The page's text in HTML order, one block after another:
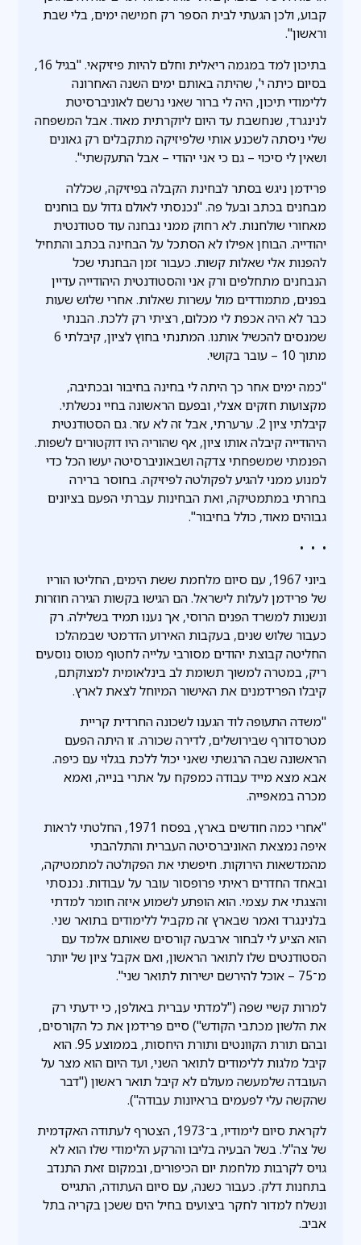
קבוע, ולכן הגעתי לבית הספר רק חמישה ימים, בלי שבת
וראשון".
בתיכון למד במגמה ריאלית וחלם להיות פיזיקאי. "בגיל 16,
בסיום כיתה י', שהיתה באותם ימים השנה האחרונה
ללימודי תיכון, היה לי ברור שאני נרשם לאוניברסיטת
לנינגרד, שנחשבת עד היום ליוקרתית מאוד. אבל המשפחה
שלי ניסתה לשכנע אותי שלפיזיקה מתקבלים רק גאונים
ושאין לי סיכוי – גם כי אני יהודי – אבל התעקשתי".
פרידמן ניגש בסתר לבחינת הקבלה בפיזיקה, שכללה
מבחנים בכתב ובעל פה. "נכנסתי לאולם גדול עם בוחנים
מאחורי שולחנות. לא רחוק ממני נבחנה עוד סטודנטית
יהודייה. הבוחן אפילו לא הסתכל על הבחינה בכתב והתחיל
להפנות אלי שאלות קשות. כעבור זמן הבחנתי שכל
הנבחנים מתחלפים ורק אני והסטודנטית היהודייה עדיין
בפנים, מתמודדים מול עשרות שאלות. אחרי שלוש שעות
כבר לא היה אכפת לי מכלום, רציתי רק ללכת. הבנתי
שמנסים להכשיל אותנו. המתנתי בחוץ לציון, קיבלתי 6
מתוך 10 – עובר בקושי.
"כמה ימים אחר כך היתה לי בחינה בחיבור ובכתיבה,
מקצועות חזקים אצלי, ובפעם הראשונה בחיי נכשלתי.
קיבלתי ציון 2. ערערתי, אבל זה לא עזר. גם הסטודנטית
היהודייה קיבלה אותו ציון, אף שהוריה היו דוקטורים לשפות.
הפנמתי שמשפחתי צדקה ושבאוניברסיטה יעשו הכל כדי
למנוע ממני להגיע לפקולטה לפיזיקה. בחוסר ברירה
בחרתי במתמטיקה, ואת הבחינות עברתי הפעם בציונים
גבוהים מאוד, כולל בחיבור".
• • •
ביוני 1967, עם סיום מלחמת ששת הימים, החליטו הוריו
של פרידמן לעלות לישראל. הם הגישו בקשות הגירה חוזרות
ונשנות למשרד הפנים הרוסי, אך נענו תמיד בשלילה. רק
כעבור שלוש שנים, בעקבות האירוע הדרמטי שבמהלכו
החליטה קבוצת יהודים מסורבי עלייה לחטוף מטוס נוסעים
ריק, במטרה למשוך תשומת לב בינלאומית למצוקתם,
קיבלו הפרידמנים את האישור המיוחל לצאת לארץ.
"משדה התעופה לוד הגענו לשכונה החרדית קריית
מטרסדורף שבירושלים, לדירה שכורה. זו היתה הפעם
הראשונה שבה הרגשתי שאני יכול ללכת בגלוי עם כיפה.
אבא מצא מייד עבודה כמפקח על אתרי בנייה, ואמא
מכרה במאפייה.
"אחרי כמה חודשים בארץ, בפסח 1971, החלטתי לראות
איפה נמצאת האוניברסיטה העברית והתלהבתי
מהמדשאות הירוקות. חיפשתי את הפקולטה למתמטיקה,
ובאחד החדרים ראיתי פרופסור עובר על עבודות. נכנסתי
והצגתי את עצמי. הוא הופתע לשמוע איזה חומר למדתי
בלנינגרד ואמר שבארץ זה מקביל ללימודים בתואר שני.
הוא הציע לי לבחור ארבעה קורסים שאותם אלמד עם
הסטודנטים שלו לתואר הראשון, ואם אקבל ציון של יותר
מ־75 – אוכל להירשם ישירות לתואר שני".
למרות קשיי שפה ("למדתי עברית באולפן, כי ידעתי רק
את הלשון מכתבי הקודש") סיים פרידמן את כל הקורסים,
ובהם תורת הקוונטים ותורת היחסות, בממוצע 95. הוא
קיבל מלגות ללימודים לתואר השני, ועד היום הוא מצר על
העובדה שלמעשה מעולם לא קיבל תואר ראשון ("דבר
שהקשה עלי לפעמים בראיונות עבודה").
לקראת סיום לימודיו, ב־1973, הצטרף לעתודה האקדמית
של צה"ל. בשל הבעיה בליבו והרקע הלימודי שלו הוא לא
גויס לקרבות מלחמת יום הכיפורים, ובמקום זאת התנדב
בתחנות דלק. כעבור כשנה, עם סיום העתודה, התגייס
ונשלח למדור לחקר ביצועים בחיל הים ששכן בקריה בתל
אביב.